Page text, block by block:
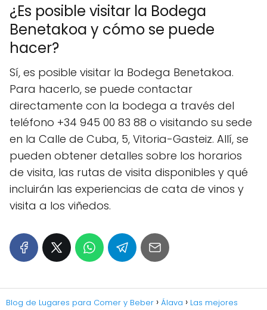
¿Es posible visitar la Bodega
Benetakoa y cómo se puede
hacer?
Sí, es posible visitar la Bodega Benetakoa.
Para hacerlo, se puede contactar
directamente con la bodega a través del
teléfono +34 945 00 83 88 o visitando su sede
en la Calle de Cuba, 5, Vitoria-Gasteiz. Allí, se
pueden obtener detalles sobre los horarios
de visita, las rutas de visita disponibles y qué
incluirán las experiencias de cata de vinos y
visita a los viñedos.
Blog de Lugares para Comer y Beber Álava Las mejores